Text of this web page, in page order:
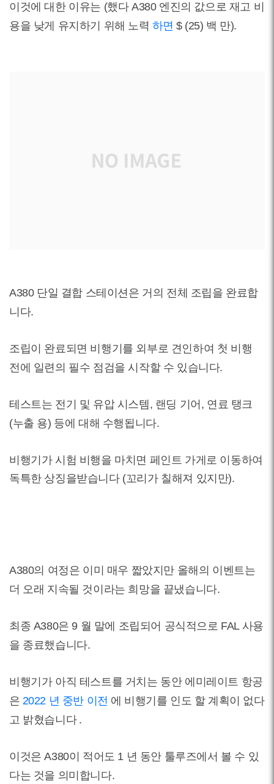
이것에 대한 이유는 (했다 A380 엔진의 값으로 재고 비
용을 낮게 유지하기 위해 노력 하면 $ (25) 백 만).
A380 단일 결합 스테이션은 거의 전체 조립을 완료합
니다.
조립이 완료되면 비행기를 외부로 견인하여 첫 비행
전에 일련의 필수 점검을 시작할 수 있습니다.
테스트는 전기 및 유압 시스템, 랜딩 기어, 연료 탱크
(누출 용) 등에 대해 수행됩니다.
비행기가 시험 비행을 마치면 페인트 가게로 이동하여
독특한 상징을받습니다 (꼬리가 칠해져 있지만).
A380의 여정은 이미 매우 짧았지만 올해의 이벤트는
더 오래 지속될 것이라는 희망을 끝냈습니다.
최종 A380은 9 월 말에 조립되어 공식적으로 FAL 사용
을 종료했습니다.
비행기가 아직 테스트를 거치는 동안 에미레이트 항공
은 2022 년 중반 이전 에 비행기를 인도 할 계획이 없다
고 밝혔습니다 .
이것은 A380이 적어도 1 년 동안 툴루즈에서 볼 수 있
다는 것을 의미합니다.